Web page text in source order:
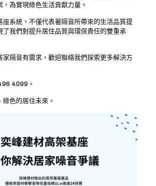
，為實現綠色生活貢獻力量。
座系統，不僅代表著隔音所帶來的生活品質提
了我們對提升居住品質與環保責任的雙重承
家隔音有需求，歡迎聯絡我們探索更多解決方
4099。
色的居住未來。